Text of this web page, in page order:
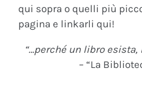
qui sopra o quelli più
pagina e linkarli qui!
“…perché un libro
– “La